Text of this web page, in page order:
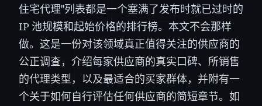
住宅代理"列表都是一个塞满了发布时就已过时的
IP 池规模和起始价格的排行榜。本文不会那样
做。这是一份对该领域真正值得关注的供应商的
公正调查，介绍每家供应商的真实口碑、所销售
的代理类型，以及最适合的买家群体，并附有一
个关于如何自行评估任何供应商的简短章节。如